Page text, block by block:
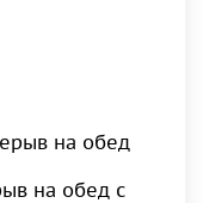
на обед
на обед с